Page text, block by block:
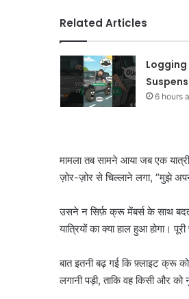
Related Articles
6 hours
मामला तब सामने आया जब एक
ज़ोर-ज़ोर से चिल्लाने लगा, “मुझे
उसने न सिर्फ़ क्रू मेंबर्स के साथ
यात्रियों का क्या हाल हुआ होगा।
बात इतनी बढ़ गई कि फ़्लाइट क्रू
लगानी पड़ी, ताकि वह किसी और